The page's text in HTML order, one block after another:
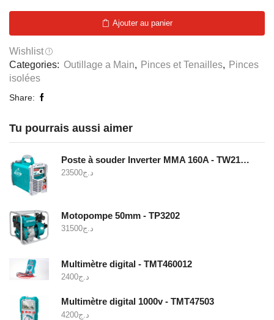
Ajouter au panier
Wishlist
Categories: Outillage a Main, Pinces et Tenailles, Pinces
isolées
Share:
Tu pourrais aussi aimer
Poste à souder Inverter MMA 160A - TW21605
د.ج23500
Motopompe 50mm - TP3202
د.ج31500
Multimètre digital - TMT460012
د.ج2400
Multimètre digital 1000v - TMT47503
د.ج4200